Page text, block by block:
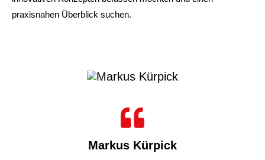
praxisnahen Überblick suchen.​
Markus Kürpick